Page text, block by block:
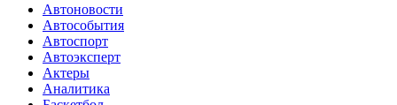
Автоновости
Автособытия
Автоспорт
Автоэксперт
Актеры
Аналитика